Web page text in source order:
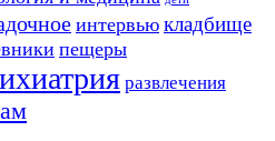
интервью кладбище
пещеры
развлечения